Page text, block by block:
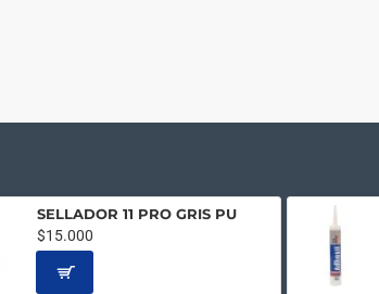
SELLADOR 11 PRO GRIS PU
$15.000